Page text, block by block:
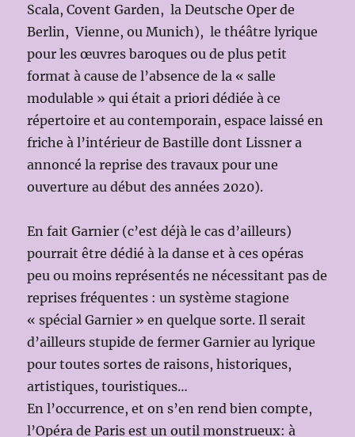
Scala, Covent Garden, la Deutsche Oper de
Berlin, Vienne, ou Munich), le théâtre lyrique
pour les œuvres baroques ou de plus petit
format à cause de l’absence de la « salle
modulable » qui était a priori dédiée à ce
répertoire et au contemporain, espace laissé en
friche à l’intérieur de Bastille dont Lissner a
annoncé la reprise des travaux pour une
ouverture au début des années 2020).
En fait Garnier (c’est déjà le cas d’ailleurs)
pourrait être dédié à la danse et à ces opéras
peu ou moins représentés ne nécessitant pas de
reprises fréquentes : un système stagione
« spécial Garnier » en quelque sorte. Il serait
d’ailleurs stupide de fermer Garnier au lyrique
pour toutes sortes de raisons, historiques,
artistiques, touristiques…
En l’occurrence, et on s’en rend bien compte,
l’Opéra de Paris est un outil monstrueux: à